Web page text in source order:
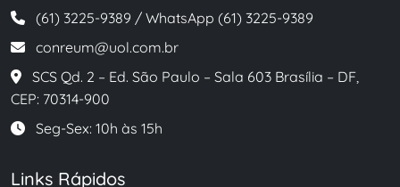
(61) 3225-9389 / WhatsApp (61) 3225-9389
conreum@uol.com.br
SCS Qd. 2 – Ed. São Paulo – Sala 603 Brasília – DF,
CEP: 70314-900
Seg-Sex: 10h às 15h
Links Rápidos